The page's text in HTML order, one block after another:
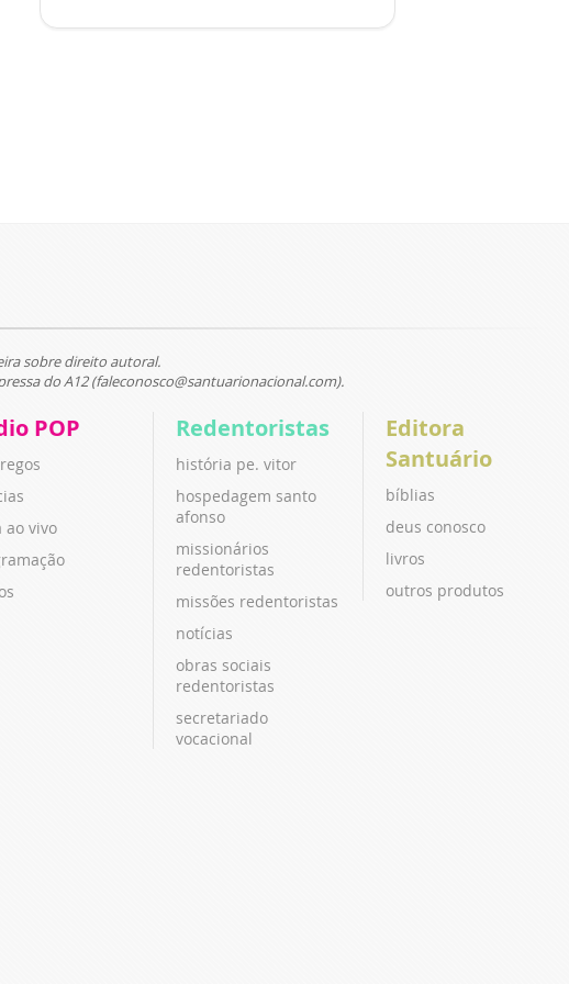
sobre direito autoral.
do A12 (faleconosco@santuarionacional.com).
POP
ao vivo
Redentoristas
história pe. vitor
hospedagem santo
afonso
missionários
redentoristas
missões redentoristas
notícias
obras sociais
redentoristas
secretariado
vocacional
Editora
Santuário
bíblias
deus conosco
livros
outros produtos